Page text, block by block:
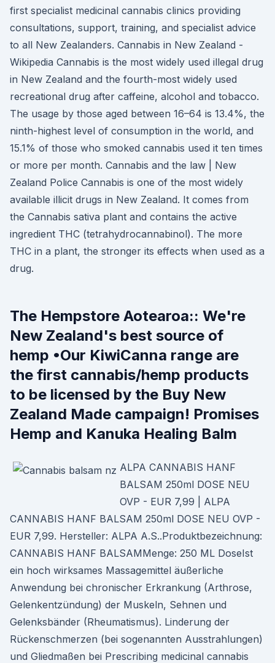
first specialist medicinal cannabis clinics providing
consultations, support, training, and specialist advice
to all New Zealanders. Cannabis in New Zealand -
Wikipedia Cannabis is the most widely used illegal drug
in New Zealand and the fourth-most widely used
recreational drug after caffeine, alcohol and tobacco.
The usage by those aged between 16–64 is 13.4%, the
ninth-highest level of consumption in the world, and
15.1% of those who smoked cannabis used it ten times
or more per month. Cannabis and the law | New
Zealand Police Cannabis is one of the most widely
available illicit drugs in New Zealand. It comes from
the Cannabis sativa plant and contains the active
ingredient THC (tetrahydrocannabinol). The more
THC in a plant, the stronger its effects when used as a
drug.
The Hempstore Aotearoa:: We're
New Zealand's best source of
hemp •Our KiwiCanna range are
the first cannabis/hemp products
to be licensed by the Buy New
Zealand Made campaign! Promises
Hemp and Kanuka Healing Balm
ALPA CANNABIS HANF
BALSAM 250ml DOSE NEU
OVP - EUR 7,99 | ALPA
CANNABIS HANF BALSAM 250ml DOSE NEU OVP -
EUR 7,99. Hersteller: ALPA A.S..Produktbezeichnung:
CANNABIS HANF BALSAMMenge: 250 ML DoseIst
ein hoch wirksames Massagemittel äußerliche
Anwendung bei chronischer Erkrankung (Arthrose,
Gelenkentzündung) der Muskeln, Sehnen und
Gelenksbänder (Rheumatismus). Linderung der
Rückenschmerzen (bei sogenannten Ausstrahlungen)
und Gliedmaßen bei Prescribing medicinal cannabis